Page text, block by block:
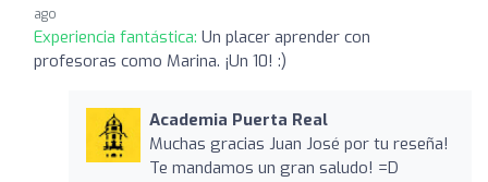
ago
Experiencia fantástica: Un placer aprender con
profesoras como Marina. ¡Un 10! :)
Academia Puerta Real
Muchas gracias Juan José por tu reseña!
Te mandamos un gran saludo! =D